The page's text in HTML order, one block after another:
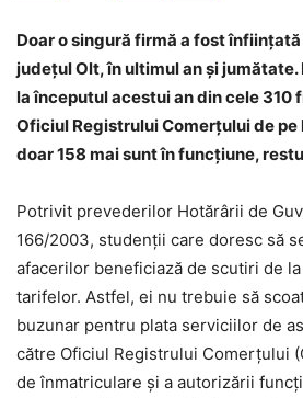
Doar o singură firmă a fost
judeţul Olt, în ultimul an și
la începutul acestui an din cele 310
Oficiul Registrului Comerţului de
doar 158 mai sunt în funcţiune,
Potrivit prevederilor Hotărârii de
166/2003, studenţii care doresc să
afacerilor beneficiază de scutiri de
tarifelor. Astfel, ei nu trebuie să
buzunar pentru plata serviciilor de
către Oficiul Registrului Comerţului
de înmatriculare şi a autorizării